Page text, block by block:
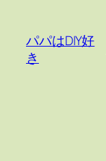
パパはDIY好
き